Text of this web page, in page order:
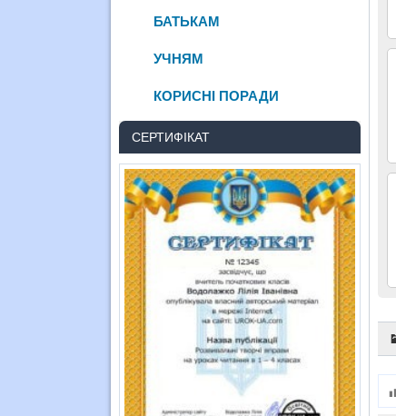
БАТЬКАМ
УЧНЯМ
КОРИСНІ ПОРАДИ
СЕРТИФІКАТ